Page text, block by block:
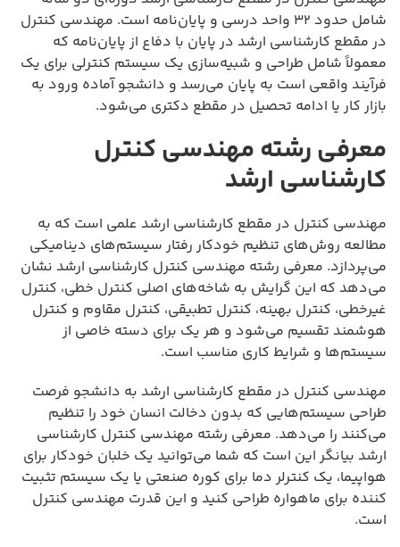
شامل حدود ۳۲ واحد درسی و پایان‌نامه است. مهندسی کنترل
در مقطع کارشناسی ارشد در پایان با دفاع از پایان‌نامه که
معمولاً شامل طراحی و شبیه‌سازی یک سیستم کنترلی برای یک
فرآیند واقعی است به پایان می‌رسد و دانشجو آماده ورود به
بازار کار یا ادامه تحصیل در مقطع دکتری می‌شود.
معرفی رشته مهندسی کنترل
کارشناسی ارشد
مهندسی کنترل در مقطع کارشناسی ارشد علمی است که به
مطالعه روش‌های تنظیم خودکار رفتار سیستم‌های دینامیکی
می‌پردازد. معرفی رشته مهندسی کنترل کارشناسی ارشد نشان
می‌دهد که این گرایش به شاخه‌های اصلی کنترل خطی، کنترل
غیرخطی، کنترل بهینه، کنترل تطبیقی، کنترل مقاوم و کنترل
هوشمند تقسیم می‌شود و هر یک برای دسته خاصی از
سیستم‌ها و شرایط کاری مناسب است.
مهندسی کنترل در مقطع کارشناسی ارشد به دانشجو فرصت
طراحی سیستم‌هایی که بدون دخالت انسان خود را تنظیم
می‌کنند را می‌دهد. معرفی رشته مهندسی کنترل کارشناسی
ارشد بیانگر این است که شما می‌توانید یک خلبان خودکار برای
هواپیما، یک کنترلر دما برای کوره صنعتی یا یک سیستم تثبیت
کننده برای ماهواره طراحی کنید و این قدرت مهندسی کنترل
است.